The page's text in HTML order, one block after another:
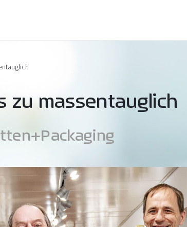
zu massentauglich